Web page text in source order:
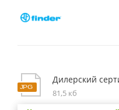
Дилерский
81,5 кб